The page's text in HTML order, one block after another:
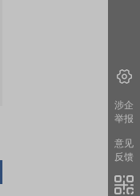
涉企
举报
意见
反馈